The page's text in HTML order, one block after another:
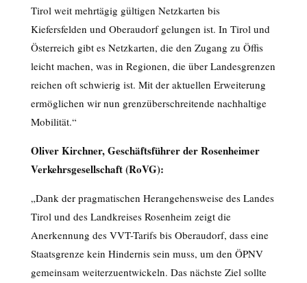
Tirol weit mehrtägig gültigen Netzkarten bis
Kiefersfelden und Oberaudorf gelungen ist. In Tirol und
Österreich gibt es Netzkarten, die den Zugang zu Öffis
leicht machen, was in Regionen, die über Landesgrenzen
reichen oft schwierig ist. Mit der aktuellen Erweiterung
ermöglichen wir nun grenzüberschreitende nachhaltige
Mobilität.“
Oliver Kirchner, Geschäftsführer der Rosenheimer
Verkehrsgesellschaft (RoVG):
„Dank der pragmatischen Herangehensweise des Landes
Tirol und des Landkreises Rosenheim zeigt die
Anerkennung des VVT-Tarifs bis Oberaudorf, dass eine
Staatsgrenze kein Hindernis sein muss, um den ÖPNV
gemeinsam weiterzuentwickeln. Das nächste Ziel sollte